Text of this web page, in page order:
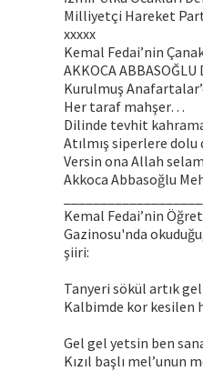
Milliyetçi Hareket
xxxxx
Kemal Fedai’nin
AKKOCA ABBASOĞLU
Kurulmuş
Her taraf mahşer…
Dilinde tevhit
Atılmış siperlere dolu
Versin ona Allah
Akkoca Abbasoğlu
Kemal Fedai’nin
Gazinosu'nda
şiiri:
Tanyeri sökül artık
Kalbimde kor kesilen
Gel gel yetsin ben
Kızıl başlı mel’unun